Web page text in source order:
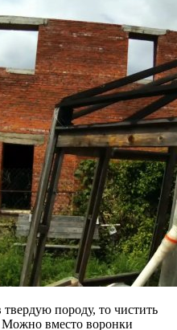
породу, то чистить
Можно вместо воронки